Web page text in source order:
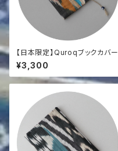
【日本限定】Quroqブックカバー
¥3,300